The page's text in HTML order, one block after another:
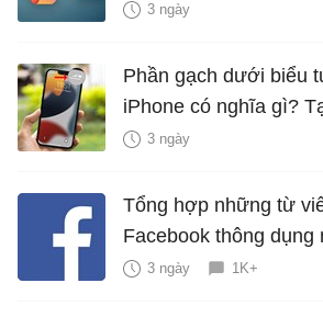
năng mới Hữu Ích
3 ngày
Phần gạch dưới biểu
iPhone có nghĩa gì?
hiểm?
3 ngày
Tổng hợp những từ
Facebook thông dụng
3 ngày 1K+